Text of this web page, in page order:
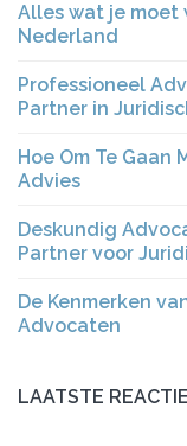
Alles wat je moet
Nederland
Professioneel
Partner in
Hoe Om Te Gaan
Advies
Deskundig
Partner voor
De Kenmerken
Advocaten
LAATSTE